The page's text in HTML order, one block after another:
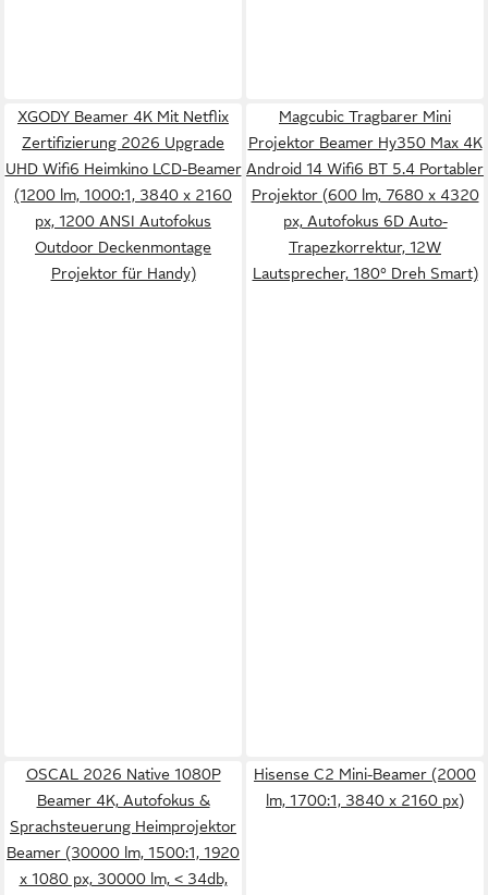
XGODY Beamer 4K Mit Netflix
Zertifizierung 2026 Upgrade
UHD Wifi6 Heimkino LCD-Beamer
(1200 lm, 1000:1, 3840 x 2160
px, 1200 ANSI Autofokus
Outdoor Deckenmontage
Projektor für Handy)
Magcubic Tragbarer Mini
Projektor Beamer Hy350 Max 4K
Android 14 Wifi6 BT 5.4 Portabler
Projektor (600 lm, ‎7680 x 4320
px, Autofokus 6D Auto-
Trapezkorrektur, 12W
Lautsprecher, 180° Dreh Smart)
OSCAL 2026 Native 1080P
Beamer 4K, Autofokus &
Sprachsteuerung Heimprojektor
Beamer (30000 lm, 1500:1, 1920
x 1080 px, 30000 lm, < 34db,
Hisense C2 Mini-Beamer (2000
lm, 1700:1, 3840 x 2160 px)